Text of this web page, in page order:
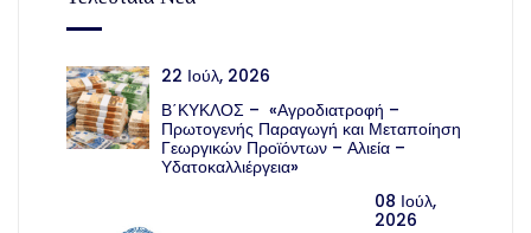
22 Ιούλ, 2026
Β΄ΚΥΚΛΟΣ – «Αγροδιατροφή –
Πρωτογενής Παραγωγή και Μεταποίηση
Γεωργικών Προϊόντων – Αλιεία –
Υδατοκαλλιέργεια»
08 Ιούλ,
2026